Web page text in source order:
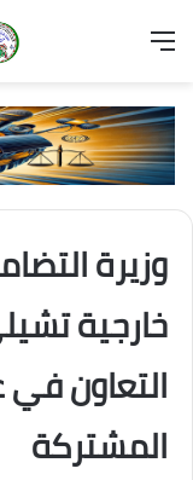
القائمة
وزيرة
خارجية
التعاون
المشتركة